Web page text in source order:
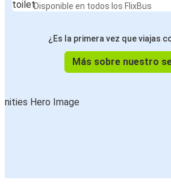
Disponible en todos los FlixBus
¿Es la primera vez que viajas
Más sobre nuestro